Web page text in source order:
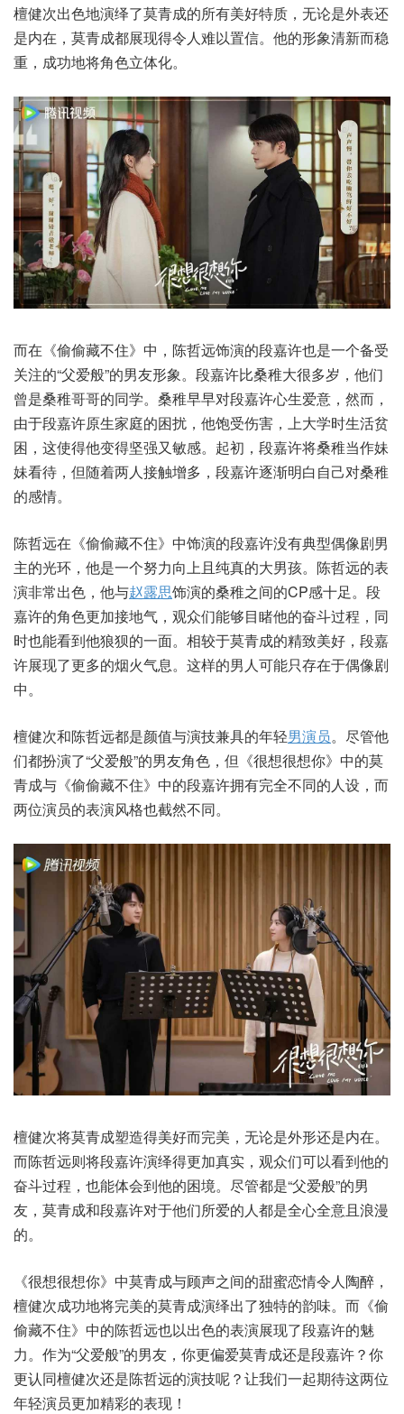
檀健次出色地演绎了莫青成的所有美好特质，无论是外表还
是内在，莫青成都展现得令人难以置信。他的形象清新而稳
重，成功地将角色立体化。
而在《偷偷藏不住》中，陈哲远饰演的段嘉许也是一个备受
关注的“父爱般”的男友形象。段嘉许比桑稚大很多岁，他们
曾是桑稚哥哥的同学。桑稚早早对段嘉许心生爱意，然而，
由于段嘉许原生家庭的困扰，他饱受伤害，上大学时生活贫
困，这使得他变得坚强又敏感。起初，段嘉许将桑稚当作妹
妹看待，但随着两人接触增多，段嘉许逐渐明白自己对桑稚
的感情。
陈哲远在《偷偷藏不住》中饰演的段嘉许没有典型偶像剧男
主的光环，他是一个努力向上且纯真的大男孩。陈哲远的表
演非常出色，他与赵露思饰演的桑稚之间的CP感十足。段
嘉许的角色更加接地气，观众们能够目睹他的奋斗过程，同
时也能看到他狼狈的一面。相较于莫青成的精致美好，段嘉
许展现了更多的烟火气息。这样的男人可能只存在于偶像剧
中。
檀健次和陈哲远都是颜值与演技兼具的年轻男演员。尽管他
们都扮演了“父爱般”的男友角色，但《很想很想你》中的莫
青成与《偷偷藏不住》中的段嘉许拥有完全不同的人设，而
两位演员的表演风格也截然不同。
檀健次将莫青成塑造得美好而完美，无论是外形还是内在。
而陈哲远则将段嘉许演绎得更加真实，观众们可以看到他的
奋斗过程，也能体会到他的困境。尽管都是“父爱般”的男
友，莫青成和段嘉许对于他们所爱的人都是全心全意且浪漫
的。
《很想很想你》中莫青成与顾声之间的甜蜜恋情令人陶醉，
檀健次成功地将完美的莫青成演绎出了独特的韵味。而《偷
偷藏不住》中的陈哲远也以出色的表演展现了段嘉许的魅
力。作为“父爱般”的男友，你更偏爱莫青成还是段嘉许？你
更认同檀健次还是陈哲远的演技呢？让我们一起期待这两位
年轻演员更加精彩的表现！